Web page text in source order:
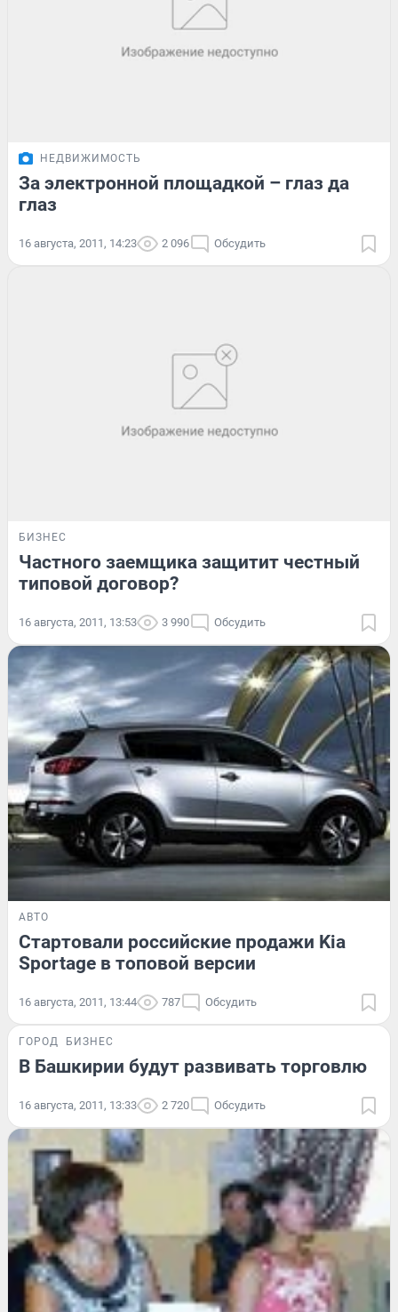
НЕДВИЖИМОСТЬ
За электронной площадкой – глаз да
глаз
16 августа, 2011, 14:23 2 096 Обсудить
БИЗНЕС
Частного заемщика защитит честный
типовой договор?
16 августа, 2011, 13:53 3 990 Обсудить
АВТО
Стартовали российские продажи Kia
Sportage в топовой версии
16 августа, 2011, 13:44 787 Обсудить
ГОРОД БИЗНЕС
В Башкирии будут развивать торговлю
16 августа, 2011, 13:33 2 720 Обсудить